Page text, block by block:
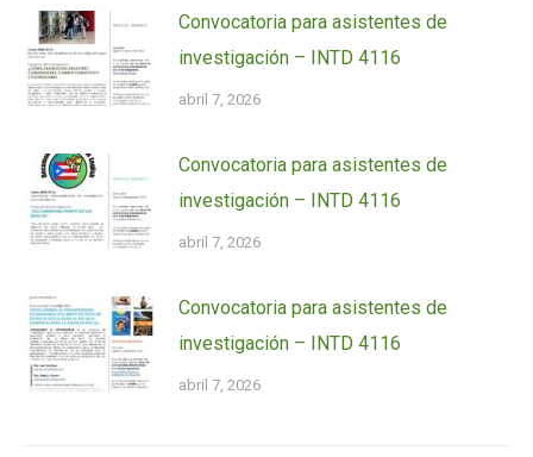
Convocatoria para asistentes de
investigación – INTD 4116
abril 7, 2026
Convocatoria para asistentes de
investigación – INTD 4116
abril 7, 2026
Convocatoria para asistentes de
investigación – INTD 4116
abril 7, 2026